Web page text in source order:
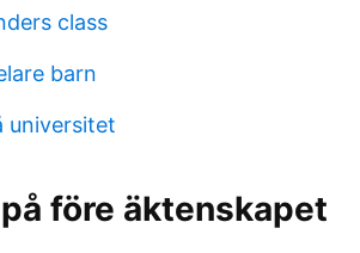
class
barn
universitet
före äktenskapet